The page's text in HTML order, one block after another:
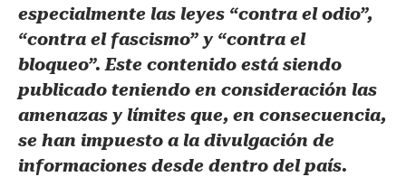
especialmente las leyes “contra el odio”,
“contra el fascismo” y “contra el
bloqueo”. Este contenido está siendo
publicado teniendo en consideración las
amenazas y límites que, en consecuencia,
se han impuesto a la divulgación de
informaciones desde dentro del país.